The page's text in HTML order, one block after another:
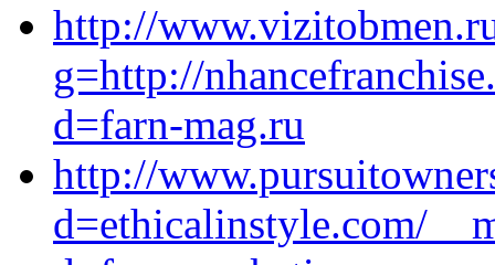
http://
g=http://
d=farn-mag.ru
http://
d=ethicalinstyle.com/